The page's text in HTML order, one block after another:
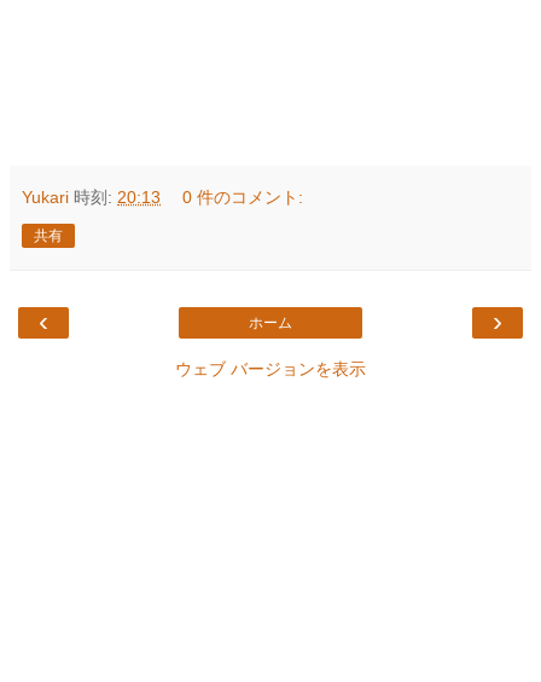
Yukari 時刻: 20:13 0 件のコメント:
共有
‹ ›
ホーム
ウェブ バージョンを表示